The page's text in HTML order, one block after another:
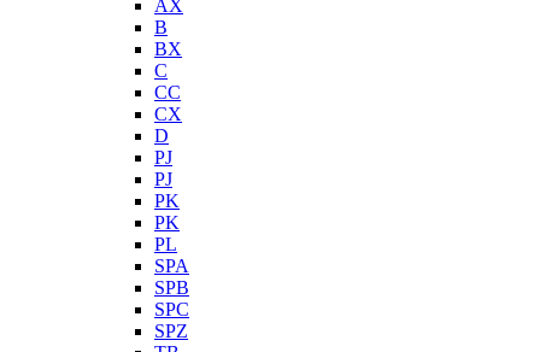
AX
B
BX
C
CC
CX
D
PJ
PJ
PK
PK
PL
SPA
SPB
SPC
SPZ